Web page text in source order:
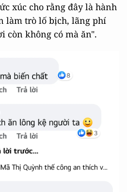
xúc cho rằng đây là hành
làm trò lố bịch, lãng phí
còn không có mà ăn".